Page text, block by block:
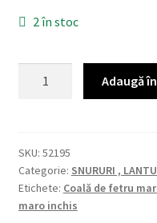
2 în stoc
maro
inchis
52195
Adaugă
SKU: 52195
Categorie: SNURURI ,
Etichete: Coală de fetru
maro inchis